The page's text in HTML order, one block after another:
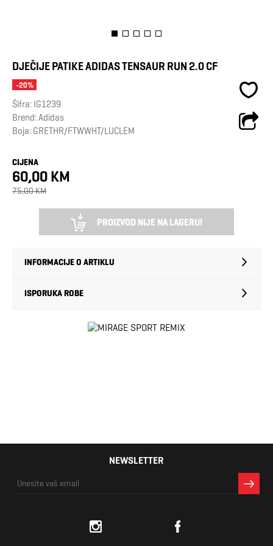
DJEČIJE PATIKE ADIDAS TENSAUR RUN 2.0 CF
-20%
Šifra: IG1239
Brend:Adidas
Boja: GRETHR/FTWWHT/LUCLEM
CIJENA
60,00 KM
75,00 KM
PROIZVOD NIJE NA LAGERU!
INFORMACIJE O ARTIKLU
ISPORUKA ROBE
NEWSLETTER